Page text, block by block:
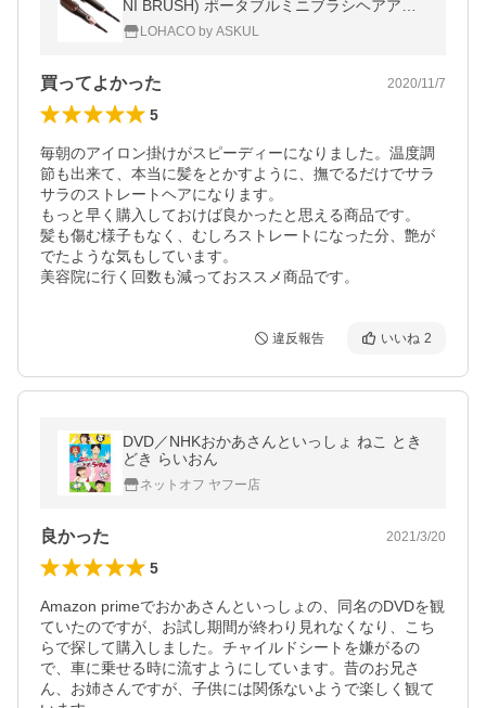
NI BRUSH) ポータブルミニブラシヘアアイ
ロン QS-17108
LOHACO by ASKUL
買ってよかった 2020/11/7
5
毎朝のアイロン掛けがスピーディーになりました。温度調
節も出来て、本当に髪をとかすように、撫でるだけでサラ
サラのストレートヘアになります。
もっと早く購入しておけば良かったと思える商品です。
髪も傷む様子もなく、むしろストレートになった分、艶が
でたような気もしています。
美容院に行く回数も減っておススメ商品です。
違反報告 いいね 2
DVD／NHKおかあさんといっしょ ねこ とき
どき らいおん
ネットオフ ヤフー店
良かった 2021/3/20
5
Amazon primeでおかあさんといっしょの、同名のDVDを観
ていたのですが、お試し期間が終わり見れなくなり、こち
らで探して購入しました。チャイルドシートを嫌がるの
で、車に乗せる時に流すようにしています。昔のお兄さ
ん、お姉さんですが、子供には関係ないようで楽しく観て